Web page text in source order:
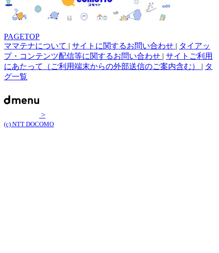
PAGETOP
ママテナについて | サイトに関するお問い合わせ | タイアッ
プ・コンテンツ配信等に関するお問い合わせ | サイトご利用
にあたって（ご利用端末からの外部送信のご案内含む） | タ
グ一覧
>
(c) NTT DOCOMO